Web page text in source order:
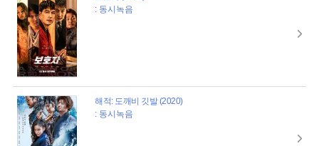
: 동시녹음
해적: 도깨비 깃발 (2020)
: 동시녹음